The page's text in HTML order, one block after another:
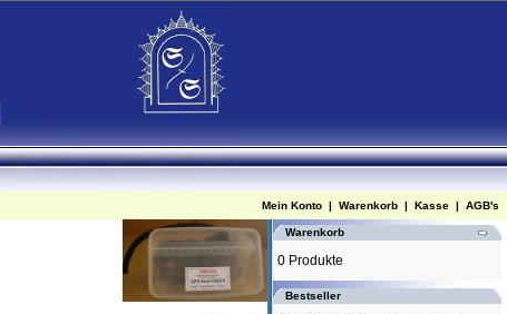
Mein Konto | Warenkorb | Kasse | AGB's
Warenkorb
0 Produkte
Bestseller